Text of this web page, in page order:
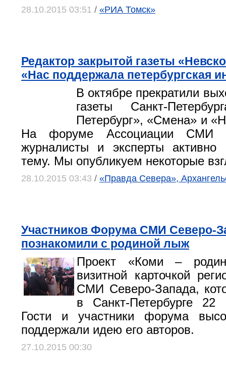
28.10.2015 03:51 / «РИА Томск»
Редактор закрытой газеты
«Нас поддержала петербургская
В октябре прекратили
газеты Санкт-
Петербург», «Смена» и
На форуме Ассоциации СМИ
журналисты и эксперты активно
тему. Мы опубликуем некоторые
28.10.2015 03:43 / «Правда Севера»,
Участников Форума СМИ Северо-
познакомили с родиной лыж
Проект «Коми –
визитной карточкой
СМИ Северо-Запада,
в Санкт-Петербурге
Гости и участники форума
поддержали идею его авторов.
27.10.2015 00:30